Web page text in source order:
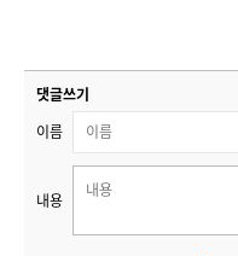
댓글쓰기
이름
내용